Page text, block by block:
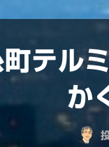
テル
か